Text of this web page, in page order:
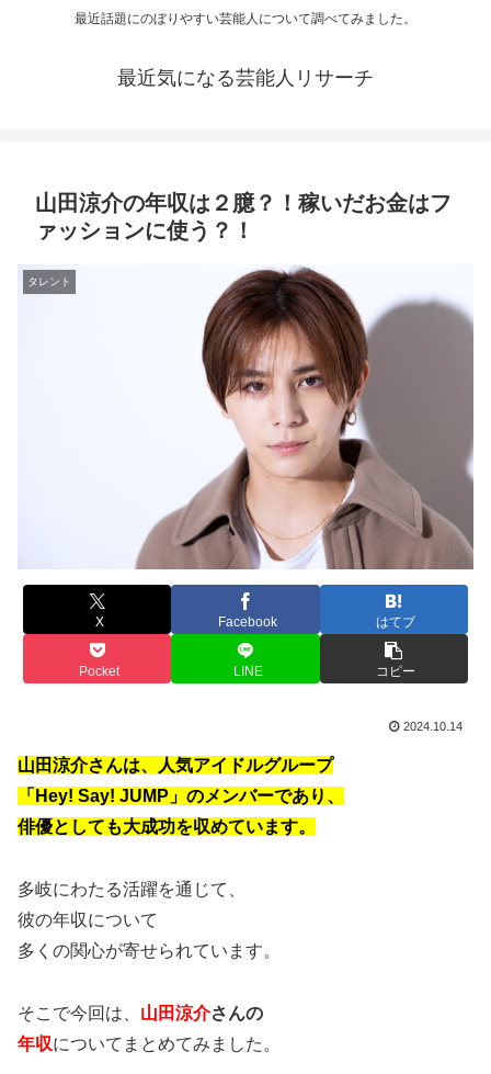
最近話題にのぼりやすい芸能人について調べてみました。
最近気になる芸能人リサーチ
山田涼介の年収は２臆？！稼いだお金はフ
ァッションに使う？！
タレント
X Facebook はてブ
Pocket LINE コピー
2024.10.14
山田涼介さんは、人気アイドルグループ
「Hey! Say! JUMP」のメンバーであり、
俳優としても大成功を収めています。
多岐にわたる活躍を通じて、
彼の年収について
多くの関心が寄せられています。
そこで今回は、 山田涼介さんの
年収についてまとめてみました。